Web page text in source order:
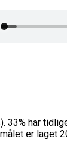
33% har
er laget